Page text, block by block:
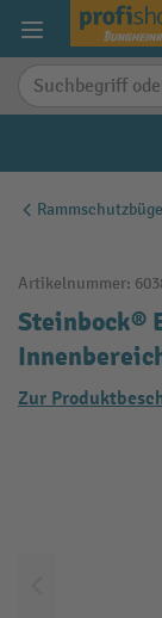
springen
Artikelnummer:
Steinbock®
Zur